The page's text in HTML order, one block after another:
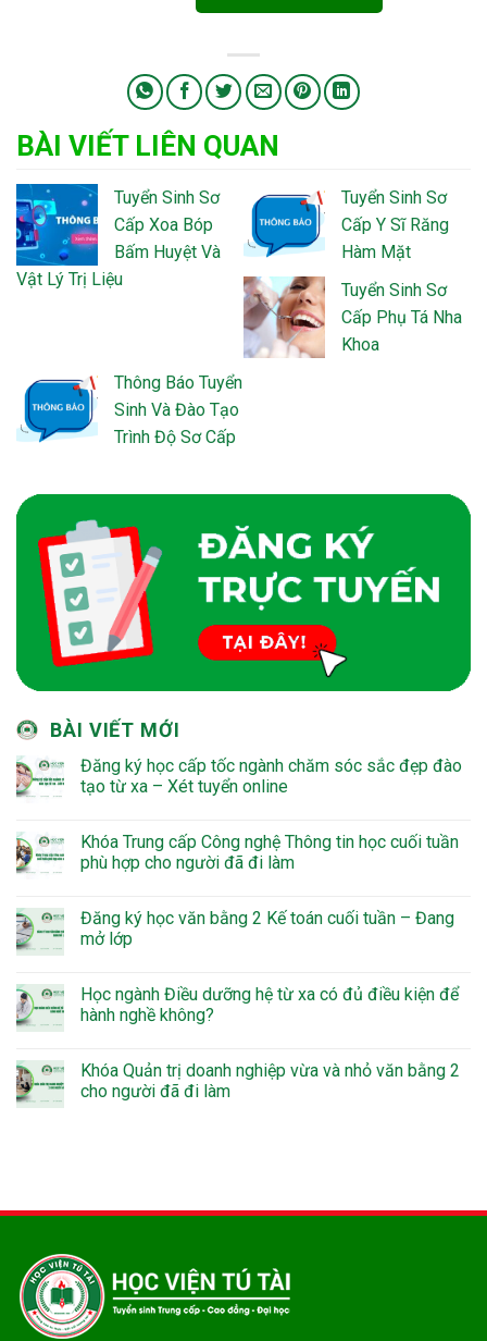
BÀI VIẾT LIÊN QUAN
Tuyển Sinh Sơ
Cấp Xoa Bóp
Bấm Huyệt Và
Vật Lý Trị Liệu
Tuyển Sinh Sơ
Cấp Y Sĩ Răng
Hàm Mặt
Tuyển Sinh Sơ
Cấp Phụ Tá Nha
Khoa
Thông Báo Tuyển
Sinh Và Đào Tạo
Trình Độ Sơ Cấp
BÀI VIẾT MỚI
Đăng ký học cấp tốc ngành chăm sóc sắc đẹp đào
tạo từ xa – Xét tuyển online
Khóa Trung cấp Công nghệ Thông tin học cuối tuần
phù hợp cho người đã đi làm
Đăng ký học văn bằng 2 Kế toán cuối tuần – Đang
mở lớp
Học ngành Điều dưỡng hệ từ xa có đủ điều kiện để
hành nghề không?
Khóa Quản trị doanh nghiệp vừa và nhỏ văn bằng 2
cho người đã đi làm